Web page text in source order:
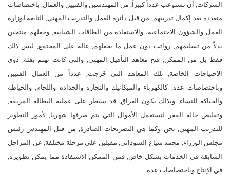
الشركات, أن تستوعب عدداً كبيراً, من المهندسين والفنيين والعمال, باختصاصات
متعددة بعد إكمال تدريبهم, من قبل دائرة العمل والتدريب المهني, التابعة لوزارة
العمل والشؤون الاجتماعية، والاستفادة من الطاقات الشبابية, وجعلهم منتجين
بدلاً من تسليمهم, رواتب دون عمل ما يجعلهم, عالة على المجتمع, ليس ذلك
فقط بل من الممكن, فتح معاهد التأهيل المهني, والتي كانت تهتم بفئة, ذوي
الاحتياجات الخاصة, تلك المعاهد التي خَرجت, عدداً من العمال الفنيين
وباختصاصات عدة, كالكهرباء والميكانيك والنجارة والحدادة واللحام, والخياطة
والحياكة للنساء, وبذلك يكون العراق, قد سيطر على عملية البطالة المزيفة,
وتقليص حالة الفقر لتستعمل الأموال التي يتم صرفها شهريا, لأمور التطوير
للتدريب المهني, نحن وكما هي التصريحات الصادرة, من قبل المهندس رئيس
مجلس الوزراء, محمد شياع السوداني, مقبلين على مرحلة مختلفة, عن المراحل
السابقة في الخدمات بشكل خاص, فمن الممكن الاستفادة مما يمكن تطويره,
في الإنتاج وباختصاصات عدة.